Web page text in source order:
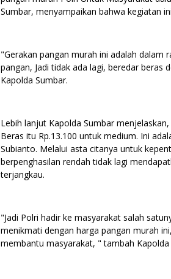
Sumbar, menyampaikan bahwa kegiatan
"Gerakan pangan murah ini adalah dalam
pangan, Jadi tidak ada lagi, beredar beras
Kapolda Sumbar.
Lebih lanjut Kapolda Sumbar
Beras itu Rp.13.100 untuk medium. Ini
Subianto. Melalui asta citanya untuk
berpenghasilan rendah tidak lagi
terjangkau.
"Jadi Polri hadir ke masyarakat salah
menikmati dengan harga pangan murah
membantu masyarakat, " tambah Kapolda